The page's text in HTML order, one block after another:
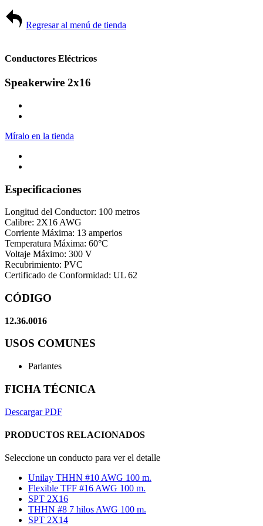
Regresar al menú de tienda
Conductores Eléctricos
Speakerwire 2x16
Míralo en la tienda
Especificaciones
Longitud del Conductor: 100 metros
Calibre: 2X16 AWG
Corriente Máxima: 13 amperios
Temperatura Máxima: 60°C
Voltaje Máximo: 300 V
Recubrimiento: PVC
Certificado de Conformidad: UL 62
CÓDIGO
12.36.0016
USOS COMUNES
Parlantes
FICHA TÉCNICA
Descargar PDF
PRODUCTOS RELACIONADOS
Seleccione un conducto para ver el detalle
Unilay THHN #10 AWG 100 m.
Flexible TFF #16 AWG 100 m.
SPT 2X16
THHN #8 7 hilos AWG 100 m.
SPT 2X14